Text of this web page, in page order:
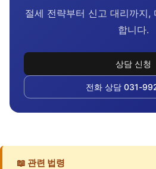
절세 전략부터 신고 대리까지,
합니다.
상담 신청
전화 상담 031-
📖 관련 법령